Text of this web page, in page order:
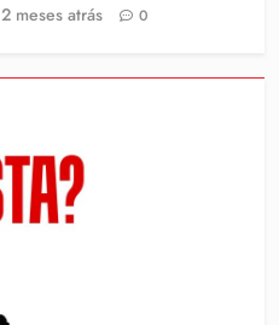
2 meses atrás 0